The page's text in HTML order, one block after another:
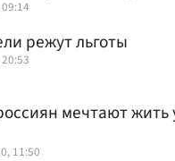
режут льготы
мечтают жить
11:50